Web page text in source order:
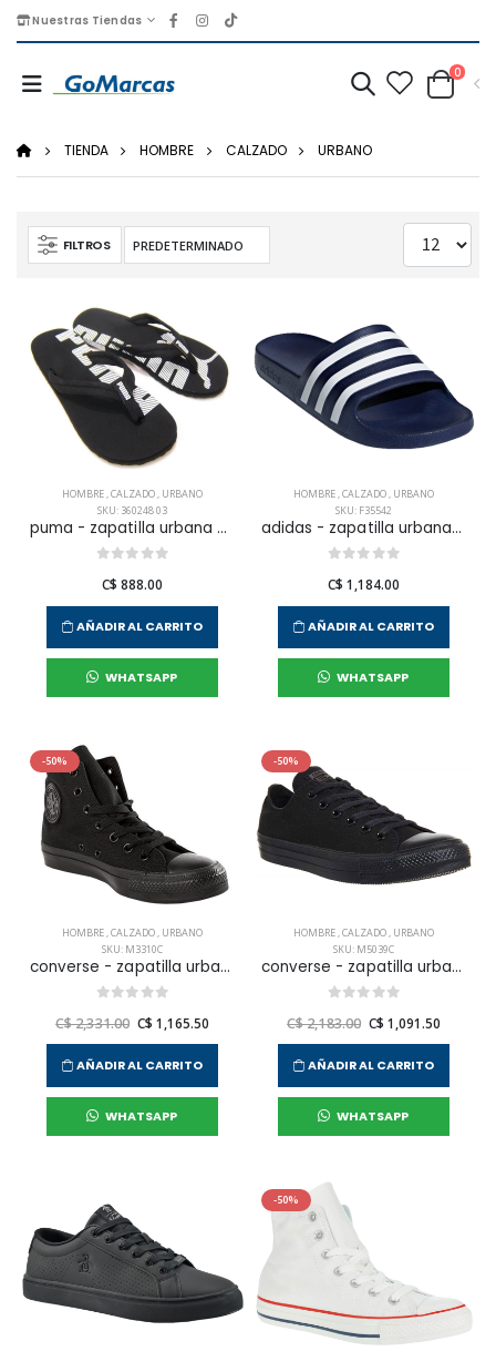
Nuestras Tiendas
0
TIENDA HOMBRE CALZADO URBANO
FILTROS
HOMBRE,CALZADO, URBANO
SKU: 360248 03
puma - zapatilla urbana epic flip v2 para hombre
C$ 888.00
AÑADIR AL CARRITO
WHATSAPP
HOMBRE,CALZADO, URBANO
SKU: F35542
adidas - zapatilla urbana adilette aqua para hombre
C$ 1,184.00
AÑADIR AL CARRITO
WHATSAPP
-50%
HOMBRE,CALZADO, URBANO
SKU: M3310C
converse - zapatilla urbana chuck taylor all star hi para hombre
C$ 2,331.00 C$ 1,165.50
AÑADIR AL CARRITO
WHATSAPP
-50%
HOMBRE,CALZADO, URBANO
SKU: M5039C
converse - zapatilla urbana chuck taylor all star core ox para hombre
C$ 2,183.00 C$ 1,091.50
AÑADIR AL CARRITO
WHATSAPP
-50%